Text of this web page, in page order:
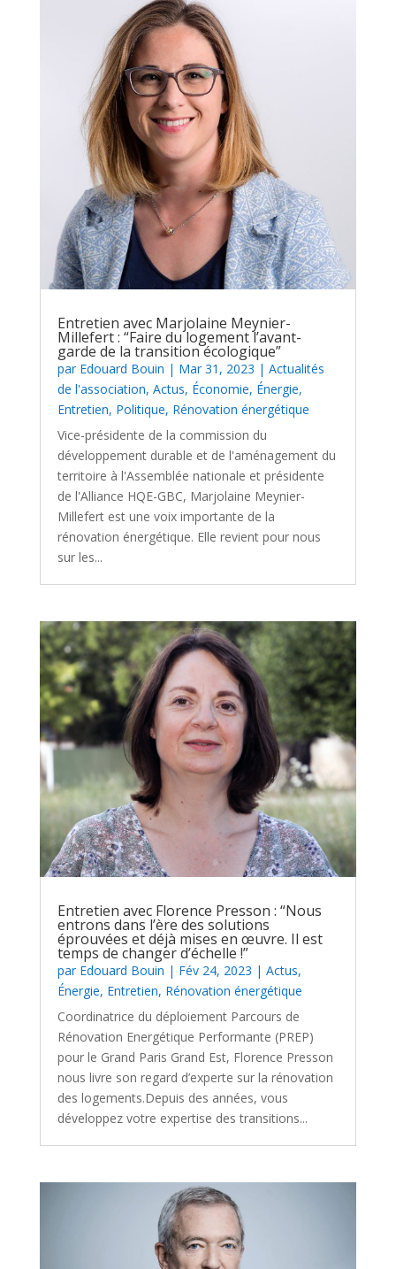
Entretien avec Marjolaine Meynier-
Millefert : “Faire du logement l’avant-
garde de la transition écologique”
par Edouard Bouin | Mar 31, 2023 | Actualités
de l'association, Actus, Économie, Énergie,
Entretien, Politique, Rénovation énergétique
Vice-présidente de la commission du
développement durable et de l'aménagement du
territoire à l'Assemblée nationale et présidente
de l'Alliance HQE-GBC, Marjolaine Meynier-
Millefert est une voix importante de la
rénovation énergétique. Elle revient pour nous
sur les...
Entretien avec Florence Presson : “Nous
entrons dans l’ère des solutions
éprouvées et déjà mises en œuvre. Il est
temps de changer d’échelle !”
par Edouard Bouin | Fév 24, 2023 | Actus,
Énergie, Entretien, Rénovation énergétique
Coordinatrice du déploiement Parcours de
Rénovation Energétique Performante (PREP)
pour le Grand Paris Grand Est, Florence Presson
nous livre son regard d’experte sur la rénovation
des logements.Depuis des années, vous
développez votre expertise des transitions...